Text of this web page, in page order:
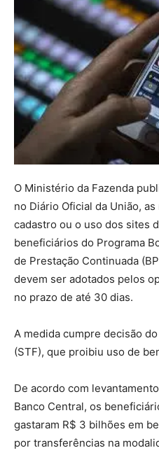
O Ministério da Fazenda
no Diário Oficial da União,
cadastro ou o uso dos sites
beneficiários do Programa
de Prestação Continuada
devem ser adotados pelos
no prazo de até 30 dias.
A medida cumpre decisão
(STF), que proibiu uso de
De acordo com
Banco Central, os
gastaram R$ 3 bilhões em
por transferências na